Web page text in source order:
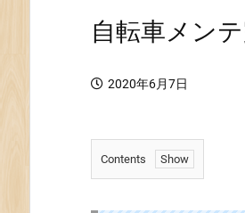
自転車メン
2020年6月7日
Contents
1.